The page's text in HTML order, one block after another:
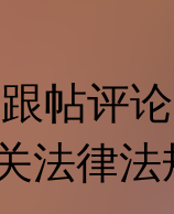
帖评
法律